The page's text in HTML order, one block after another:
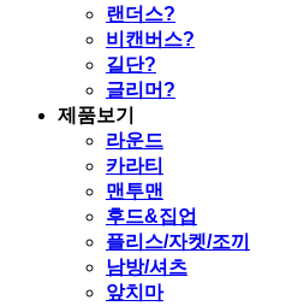
랜더스?
비캔버스?
길단?
글리머?
제품보기
라운드
카라티
맨투맨
후드&집업
플리스/자켓/조끼
남방/셔츠
앞치마